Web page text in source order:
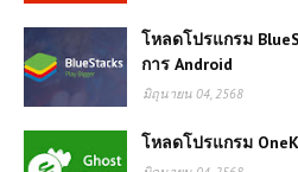
โหลดโปรแกรม
การ Android
มิถุนายน 04, 2568
โหลดโปรแกรม